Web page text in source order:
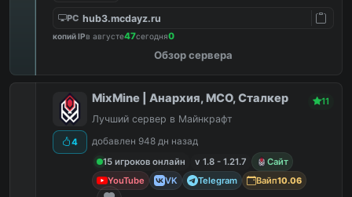
PC hub3.mcdayz.ru
копий IPв августе47сегодня0
Обзор сервера
4
MixMine | Анархия, МСО, Сталкер 11
Лучший сервер в Майнкрафт
добавлен 948 дн назад
15 игроков онлайн
v 1.8 - 1.21.7
Сайт
YouTube
VK Telegram Вайп10.06